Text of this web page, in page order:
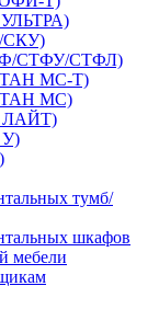
УЛЬТРА)
СКУ)
СТФУ/СТФЛ)
МС-Т)
МС)
ЛАЙТ)
У)
тумб/
шкафов
мебели